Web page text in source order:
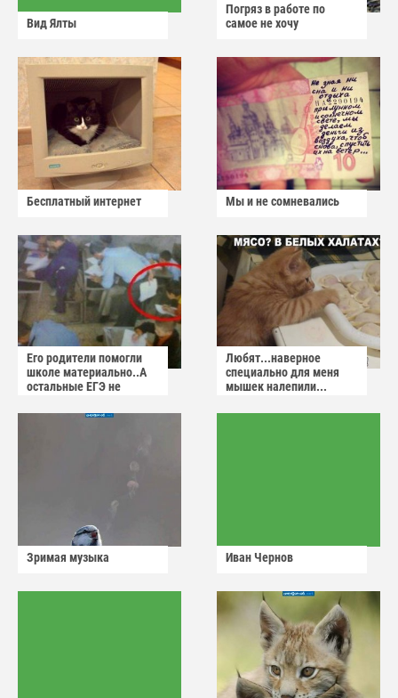
Вид Ялты
Погряз в работе по
самое не хочу
Бесплатный интернет Мы и не сомневались
Его родители помогли
школе материально..А
остальные ЕГЭ не
Любят...наверное
специально для меня
мышек налепили...
Зримая музыка Иван Чернов